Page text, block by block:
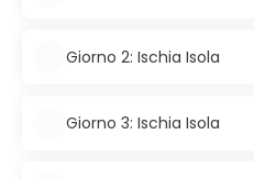
Giorno 2: Ischia Isola
Giorno 3: Ischia Isola